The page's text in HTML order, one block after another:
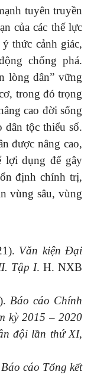
tuyên truyền
của các thế lực
thức cảnh giác,
chống phá.
lòng dân” vững
trong đó trọng
cao đời sống
dân tộc thiểu số.
được nâng cao,
lợi dụng để gây
định chính trị,
vùng sâu, vùng
Văn kiện Đại
Tập I. H. NXB
Báo cáo Chính
kỳ 2015 – 2020
đội lần thứ XI,
Báo cáo Tổng kết